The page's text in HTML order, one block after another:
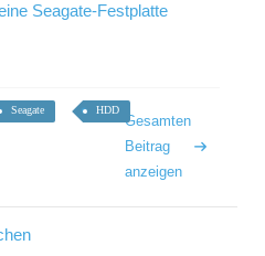
Seagate-Festplatte
Seagate HDD
Gesamten
Beitrag
anzeigen